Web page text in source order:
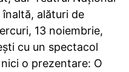
alături de
13 noiembrie,
cu un spectacol
o prezentare: O